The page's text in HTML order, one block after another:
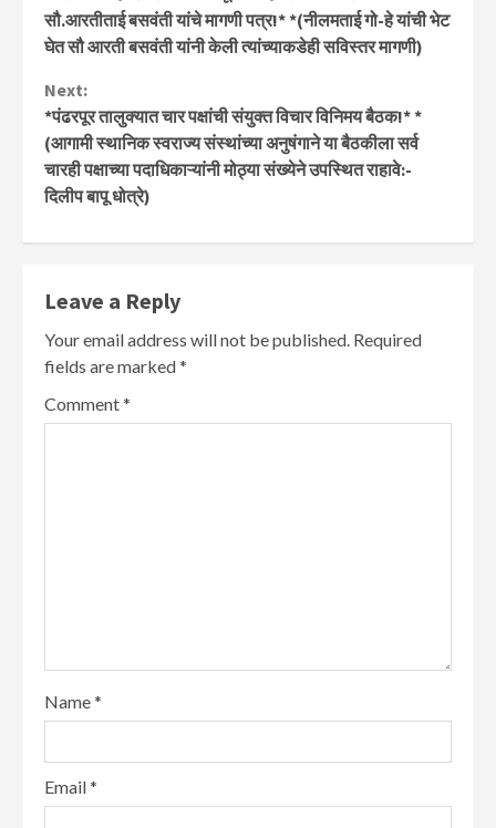
सौ.आरतीताई बसवंती यांचे मागणी पत्र!* *(नीलमताई गो-हे यांची भेट
घेत सौ आरती बसवंती यांनी केली त्यांच्याकडेही सविस्तर मागणी)
Next:
*पंढरपूर तालुक्यात चार पक्षांची संयुक्त विचार विनिमय बैठक!* *
(आगामी स्थानिक स्वराज्य संस्थांच्या अनुषंगाने या बैठकीला सर्व
चारही पक्षाच्या पदाधिकाऱ्यांनी मोठ्या संख्येने उपस्थित राहावे:-
दिलीप बापू धोत्रे)
Leave a Reply
Your email address will not be published. Required
fields are marked*
Comment*
Name*
Email*